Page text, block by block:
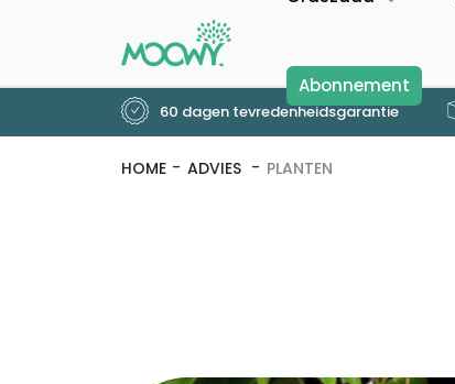
Abonnement
60 dagen tevredenheidsgarantie
HOME ADVIES PLANTEN